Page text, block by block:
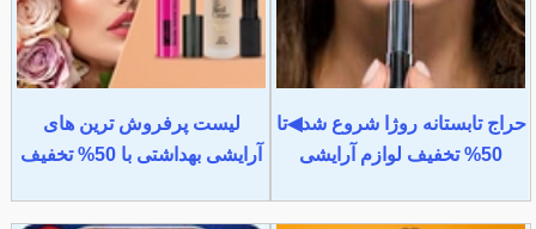
حراج تابستانه روژا شروع شد◀تا
50% تخفیف لوازم آرایشی
لیست پرفروش ترین های
آرایشی بهداشتی با 50% تخفیف